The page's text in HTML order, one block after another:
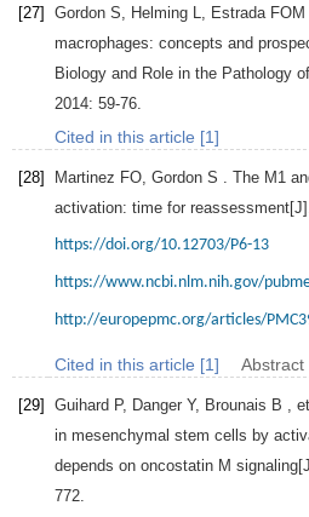
[27] Gordon S Helming L Estrada FOM
macrophages: concepts and
Biology and Role in the Pathology
2014: 59-76.
Cited in this article [1]
[28] Martinez FO Gordon S . The M1
activation: time for reassessment[J].
https://doi.org/10.12703/P6-13
https://www.ncbi.nlm.nih.gov/
http://europepmc.org/articles/
Cited in this article [1] Abstract
[29] Guihard P, Danger Y, Brounais B ,
in mesenchymal stem cells by
depends on oncostatin M
772.